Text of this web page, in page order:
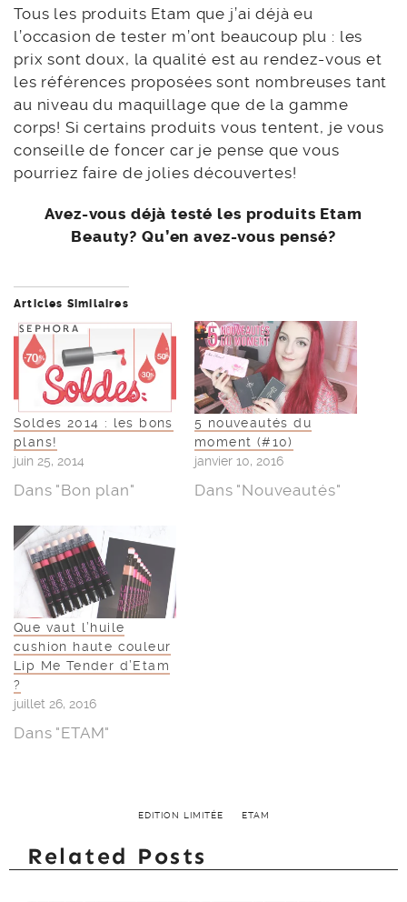
Tous les produits Etam que j’ai déjà eu
l’occasion de tester m’ont beaucoup plu : les
prix sont doux, la qualité est au rendez-vous et
les références proposées sont nombreuses tant
au niveau du maquillage que de la gamme
corps! Si certains produits vous tentent, je vous
conseille de foncer car je pense que vous
pourriez faire de jolies découvertes!
Avez-vous déjà testé les produits Etam
Beauty? Qu’en avez-vous pensé?
Articles Similaires
Soldes 2014 : les bons
plans!
juin 25, 2014
Dans "Bon plan"
5 nouveautés du
moment (#10)
janvier 10, 2016
Dans "Nouveautés"
Que vaut l’huile
cushion haute couleur
Lip Me Tender d’Etam
?
juillet 26, 2016
Dans "ETAM"
EDITION LIMITÉE ETAM
Related Posts